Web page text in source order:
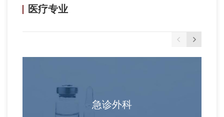
医疗专业
急诊外科